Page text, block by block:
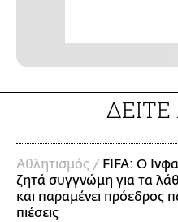
Αθλητισμός / FIFA: Ο
ζητά συγγνώμη για τα
και παραμένει πρόεδρος
πιέσεις